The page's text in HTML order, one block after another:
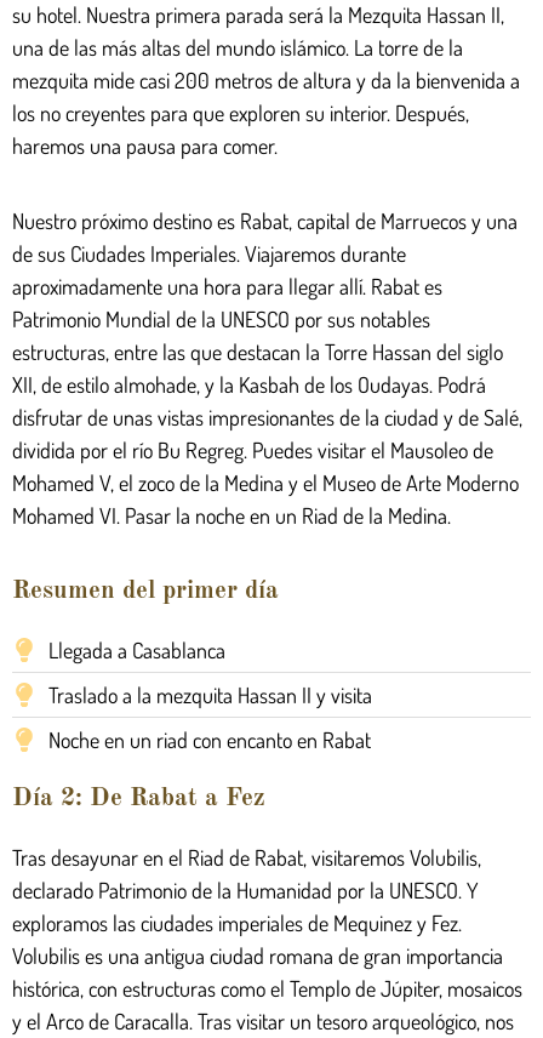
su hotel. Nuestra primera parada será la Mezquita Hassan II,
una de las más altas del mundo islámico. La torre de la
mezquita mide casi 200 metros de altura y da la bienvenida a
los no creyentes para que exploren su interior. Después,
haremos una pausa para comer.
Nuestro próximo destino es Rabat, capital de Marruecos y una
de sus Ciudades Imperiales. Viajaremos durante
aproximadamente una hora para llegar allí. Rabat es
Patrimonio Mundial de la UNESCO por sus notables
estructuras, entre las que destacan la Torre Hassan del siglo
XII, de estilo almohade, y la Kasbah de los Oudayas. Podrá
disfrutar de unas vistas impresionantes de la ciudad y de Salé,
dividida por el río Bu Regreg. Puedes visitar el Mausoleo de
Mohamed V, el zoco de la Medina y el Museo de Arte Moderno
Mohamed VI. Pasar la noche en un Riad de la Medina.
Resumen del primer día
Llegada a Casablanca
Traslado a la mezquita Hassan II y visita
Noche en un riad con encanto en Rabat
Día 2: De Rabat a Fez
Tras desayunar en el Riad de Rabat, visitaremos Volubilis,
declarado Patrimonio de la Humanidad por la UNESCO. Y
exploramos las ciudades imperiales de Mequinez y Fez.
Volubilis es una antigua ciudad romana de gran importancia
histórica, con estructuras como el Templo de Júpiter, mosaicos
y el Arco de Caracalla. Tras visitar un tesoro arqueológico, nos